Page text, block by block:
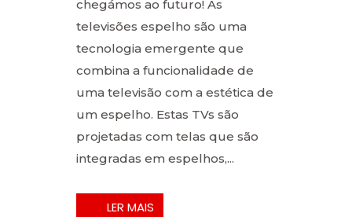
chegámos ao futuro! As
televisões espelho são uma
tecnologia emergente que
combina a funcionalidade de
uma televisão com a estética de
um espelho. Estas TVs são
projetadas com telas que são
integradas em espelhos,...